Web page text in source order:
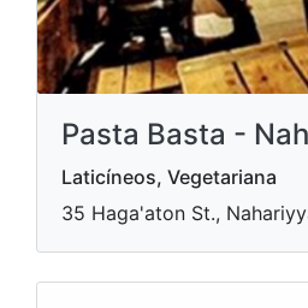
Pasta Basta -
Laticíneos, Vegetariana
35 Haga'aton St.,